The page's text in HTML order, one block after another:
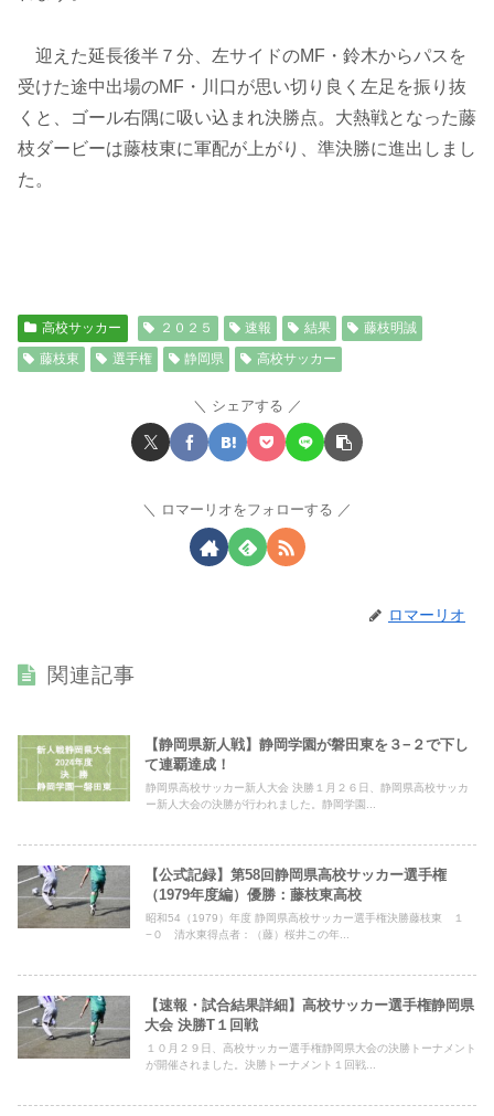
迎えた延長後半７分、左サイドのMF・鈴木からパスを
受けた途中出場のMF・川口が思い切り良く左足を振り抜
くと、ゴール右隅に吸い込まれ決勝点。大熱戦となった藤
枝ダービーは藤枝東に軍配が上がり、準決勝に進出しまし
た。
高校サッカー ２０２５ 速報 結果
藤枝明誠
藤枝東
選手権 静岡県 高校サッカー
シェアする
ロマーリオをフォローする
ロマーリオ
関連記事
【静岡県新人戦】静岡学園が磐田東を３−２で下し
て連覇達成！
静岡県高校サッカー新人大会 決勝１月２６日、静岡県高校サッカ
ー新人大会の決勝が行われました。静岡学園...
【公式記録】第58回静岡県高校サッカー選手権
（1979年度編）優勝：藤枝東高校
昭和54（1979）年度 静岡県高校サッカー選手権決勝藤枝東 １
−０ 清水東得点者：（藤）桜井この年...
【速報・試合結果詳細】高校サッカー選手権静岡県
大会 決勝T１回戦
１０月２９日、高校サッカー選手権静岡県大会の決勝トーナメント
が開催されました。決勝トーナメント１回戦...